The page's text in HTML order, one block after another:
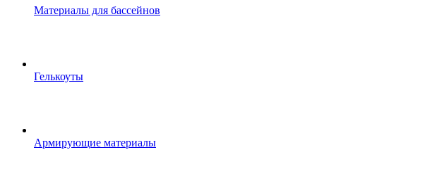
Материалы для бассейнов
Гелькоуты
Армирующие материалы